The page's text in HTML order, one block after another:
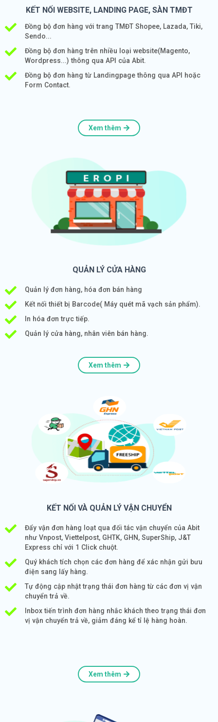
KẾT NỐI WEBSITE, LANDING PAGE, SÀN TMĐT
Đồng bộ đơn hàng với trang TMĐT Shopee, Lazada, Tiki,
Sendo...
Đồng bộ đơn hàng trên nhiều loại website(Magento,
Wordpress...) thông qua API của Abit.
Đồng bộ đơn hàng từ Landingpage thông qua API hoặc
Form Contact.
Xem thêm
QUẢN LÝ CỬA HÀNG
Quản lý đơn hàng, hóa đơn bán hàng
Kết nối thiết bị Barcode( Máy quét mã vạch sản phẩm).
In hóa đơn trực tiếp.
Quản lý cửa hàng, nhân viên bán hàng.
Xem thêm
KẾT NỐI VÀ QUẢN LÝ VẬN CHUYỂN
Đẩy vận đơn hàng loạt qua đối tác vận chuyển của Abit
như Vnpost, Viettelpost, GHTK, GHN, SuperShip, J&T
Express chỉ với 1 Click chuột.
Quý khách tích chọn các đơn hàng để xác nhận gửi bưu
điện sang lấy hàng.
Tự động cập nhật trạng thái đơn hàng từ các đơn vị vận
chuyển trả về.
Inbox tiến trình đơn hàng nhắc khách theo trạng thái đơn
vị vận chuyển trả về, giảm đáng kể tỉ lệ hàng hoàn.
Xem thêm